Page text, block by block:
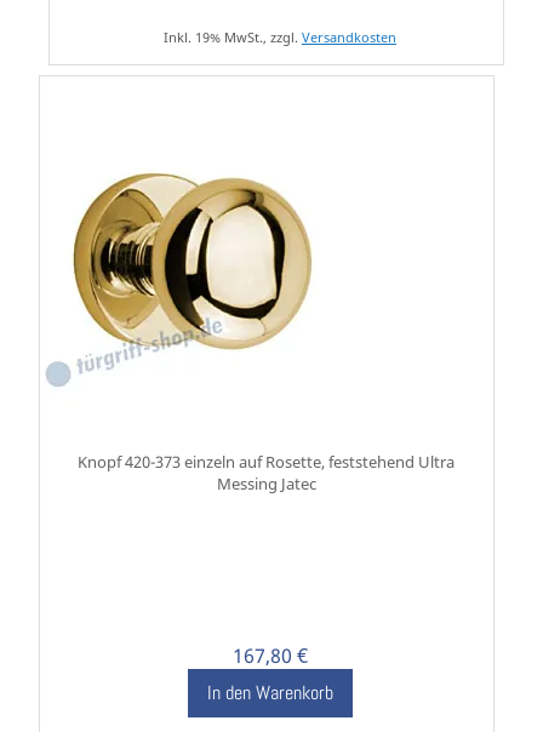
Inkl. 19% MwSt., zzgl. Versandkosten
Knopf 420-373 einzeln auf Rosette, feststehend Ultra
Messing Jatec
167,80 €
In den Warenkorb